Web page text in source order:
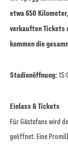
etwa 650
verkauften Tickets
kommen die
Stadionöffnung:
Einlass & Tickets
Für Gästefans wird
geöffnet. Eine